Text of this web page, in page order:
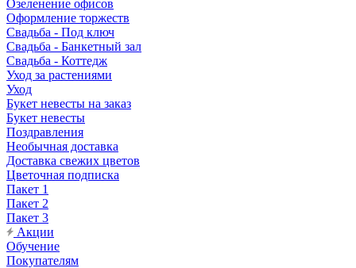
Озеленение офисов
Оформление торжеств
Свадьба - Под ключ
Свадьба - Банкетный зал
Свадьба - Коттедж
Уход за растениями
Уход
Букет невесты на заказ
Букет невесты
Поздравления
Необычная доставка
Доставка свежих цветов
Цветочная подписка
Пакет 1
Пакет 2
Пакет 3
Акции
Обучение
Покупателям